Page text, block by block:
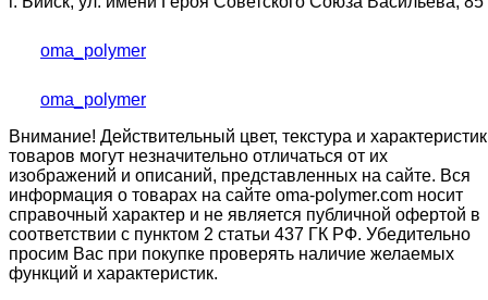
oma_polymer
oma_polymer
Внимание! Действительный цвет, текстура и
товаров могут незначительно отличаться от их
изображений и описаний, представленных на сайте. Вся
информация о товарах на сайте oma-polymer.com носит
справочный характер и не является публичной офертой в
соответствии с пунктом 2 статьи 437 ГК РФ. Убедительно
просим Вас при покупке проверять наличие желаемых
функций и характеристик.